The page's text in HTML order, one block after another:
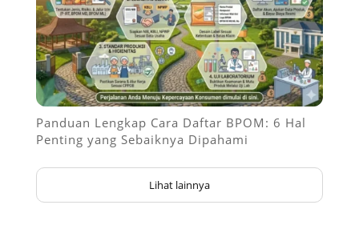
Panduan Lengkap Cara Daftar BPOM: 6 Hal
Penting yang Sebaiknya Dipahami
Lihat lainnya